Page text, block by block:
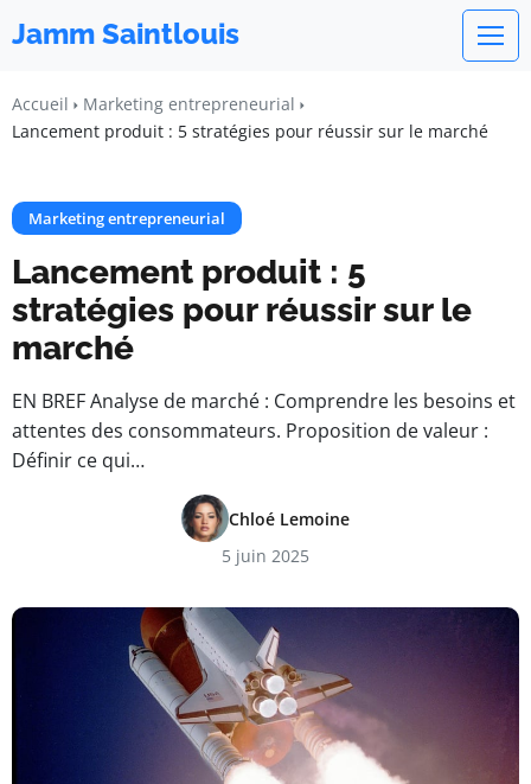
Jamm Saintlouis
Accueil
Marketing entrepreneurial
Lancement produit : 5 stratégies pour réussir sur le marché
Marketing entrepreneurial
Lancement produit : 5
stratégies pour réussir sur le
marché
EN BREF Analyse de marché : Comprendre les besoins et
attentes des consommateurs. Proposition de valeur :
Définir ce qui…
Chloé Lemoine
5 juin 2025